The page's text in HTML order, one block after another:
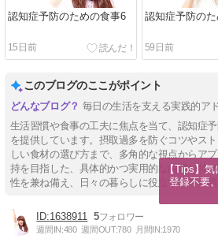
認知症予防のための食事6
15日前
認知症予防の
59日前
このブログのここがポイント
毎日の生活を支える実践的ア
生活習慣や食事の工夫に焦点を当て、認知症
を提供しています。摂取過多を防ぐコツやス
しい食材の選び方まで、多角的な視点からア
持を目指した、具体的かつ実用的な内容が特徴
性を兼ね備え、日々の暮らしに役立つ情報が
1638911 5
週間IN:480 週間OUT:780 月間IN:1970
【Tips】
登録不要